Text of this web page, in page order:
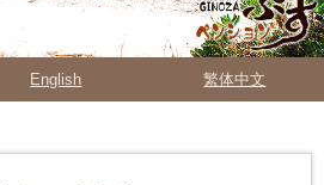
English 繁体中文